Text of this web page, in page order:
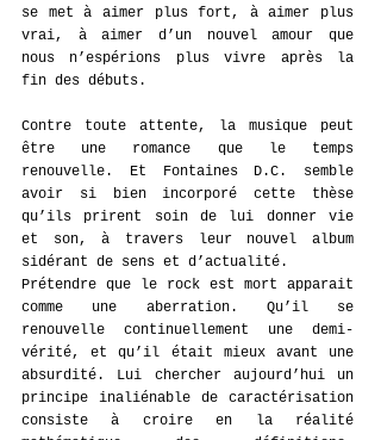
se met à aimer plus fort, à aimer plus
vrai, à aimer d’un nouvel amour que
nous n’espérions plus vivre après la
fin des débuts.
Contre toute attente, la musique peut
être une romance que le temps
renouvelle. Et Fontaines D.C. semble
avoir si bien incorporé cette thèse
qu’ils prirent soin de lui donner vie
et son, à travers leur nouvel album
sidérant de sens et d’actualité.
Prétendre que le rock est mort apparait
comme une aberration. Qu’il se
renouvelle continuellement une demi-
vérité, et qu’il était mieux avant une
absurdité. Lui chercher aujourd’hui un
principe inaliénable de caractérisation
consiste à croire en la réalité